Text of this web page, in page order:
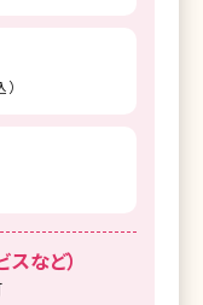
など）